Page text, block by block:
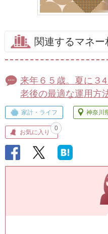
関連するマネー
来年６５歳。夏に３
老後の最適な運用方
家計・ライフ 神奈川
お気に入り
0